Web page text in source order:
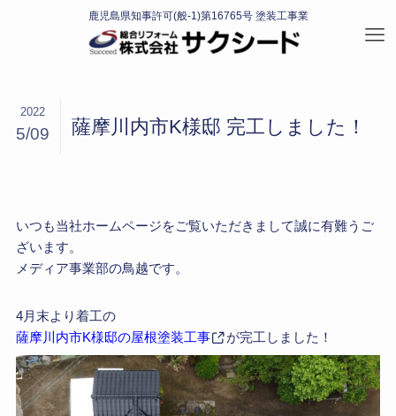
薩摩川内市K様邸 完工しました！
2022
5/09
いつも当社ホームページをご覧いただきまして誠に有難うご
ざいます。
メディア事業部の鳥越です。
4月末より着工の
薩摩川内市K様邸の屋根塗装工事
が完工しました！